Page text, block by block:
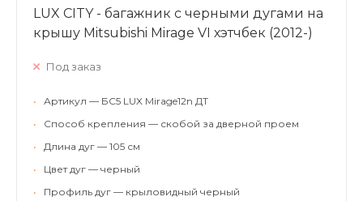
LUX CITY - багажник с черными дугами на
крышу Mitsubishi Mirage VI хэтчбек (2012-)
Под заказ
•
Артикул — БС5 LUX Mirage12n ДТ
•
Способ крепления — скобой за дверной проем
•
Длина дуг — 105 см
•
Цвет дуг — черный
•
Профиль дуг — крыловидный черный